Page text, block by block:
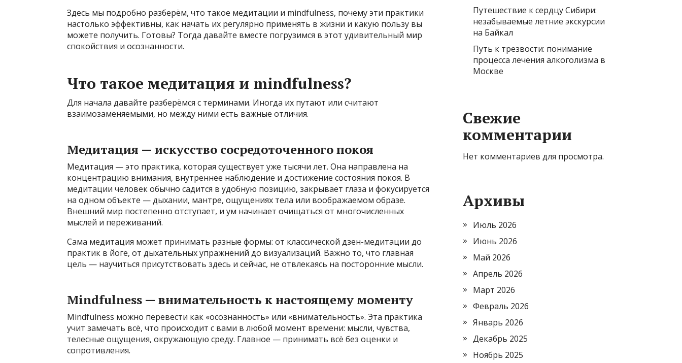
Здесь мы подробно разберём, что такое медитации и mindfulness, почему эти практики
настолько эффективны, как начать их регулярно применять в жизни и какую пользу вы
можете получить. Готовы? Тогда давайте вместе погрузимся в этот удивительный мир
спокойствия и осознанности.
Что такое медитация и mindfulness?
Для начала давайте разберёмся с терминами. Иногда их путают или считают
взаимозаменяемыми, но между ними есть важные отличия.
Медитация — искусство сосредоточенного покоя
Медитация — это практика, которая существует уже тысячи лет. Она направлена на
концентрацию внимания, внутреннее наблюдение и достижение состояния покоя. В
медитации человек обычно садится в удобную позицию, закрывает глаза и фокусируется
на одном объекте — дыхании, мантре, ощущениях тела или воображаемом образе.
Внешний мир постепенно отступает, и ум начинает очищаться от многочисленных
мыслей и переживаний.
Сама медитация может принимать разные формы: от классической дзен-медитации до
практик в йоге, от дыхательных упражнений до визуализаций. Важно то, что главная
цель — научиться присутствовать здесь и сейчас, не отвлекаясь на посторонние мысли.
Mindfulness — внимательность к настоящему моменту
Mindfulness можно перевести как «осознанность» или «внимательность». Эта практика
учит замечать всё, что происходит с вами в любой момент времени: мысли, чувства,
телесные ощущения, окружающую среду. Главное — принимать всё без оценки и
сопротивления.
Путешествие к сердцу Сибири:
незабываемые летние экскурсии
на Байкал
Путь к трезвости: понимание
процесса лечения алкоголизма в
Москве
Свежие
комментарии
Нет комментариев для просмотра.
Архивы
Июль 2026
Июнь 2026
Май 2026
Апрель 2026
Март 2026
Февраль 2026
Январь 2026
Декабрь 2025
Ноябрь 2025